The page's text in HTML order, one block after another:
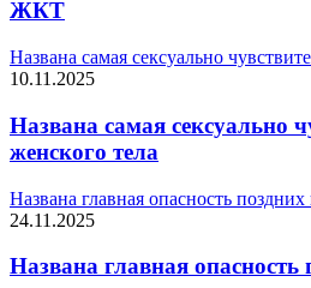
ЖКТ
Названа самая сексуально
10.11.2025
Названа самая сексуально
женского тела
Названа главная опасность поздних
24.11.2025
Названа главная опасность